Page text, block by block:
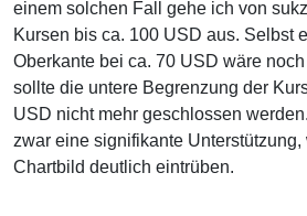
einem solchen Fall gehe ich von
Kursen bis ca. 100 USD aus. Selbst
Oberkante bei ca. 70 USD wäre
sollte die untere Begrenzung der
USD nicht mehr geschlossen
zwar eine signifikante
Chartbild deutlich eintrüben.